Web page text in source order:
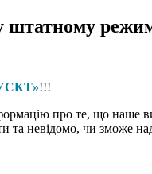
!!!
про те, що наше
та невідомо, чи зможе